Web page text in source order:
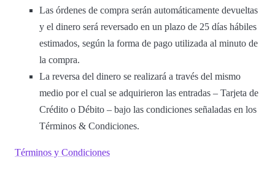
Las órdenes de compra serán automáticamente devueltas
y el dinero será reversado en un plazo de 25 días hábiles
estimados, según la forma de pago utilizada al minuto de
la compra.
La reversa del dinero se realizará a través del mismo
medio por el cual se adquirieron las entradas – Tarjeta de
Crédito o Débito – bajo las condiciones señaladas en los
Términos & Condiciones.
Términos y Condiciones